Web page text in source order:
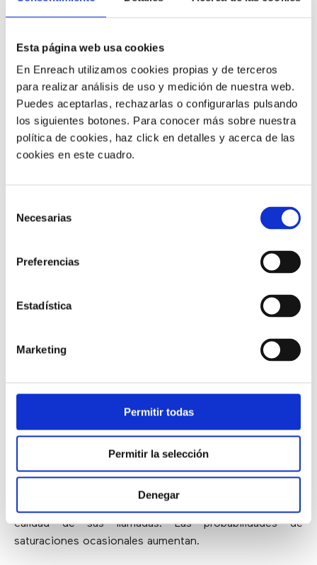
Esta página web usa cookies
En Enreach utilizamos cookies propias y de terceros
para realizar análisis de uso y medición de nuestra web.
Puedes aceptarlas, rechazarlas o configurarlas pulsando
los siguientes botones. Para conocer más sobre nuestra
política de cookies, haz click en detalles y acerca de las
cookies en este cuadro.
Necesarias
Preferencias
Estadística
Marketing
Permitir todas
Permitir la selección
Denegar
más usuarios se conectan a la misma red más
activar QoS.
Aunque como especialistas en VoIP siempre apostamos
por la activación del QoS hay que señalar quees
recomendable pero no imprescindible en todas las
empresas.
– 100Mbps, 200Mbps,
300Mbps –
y pocas actividades con grandes
documentos pesados –
rara vez es necesario QoS.
gestionar el tráfico mediante el QoS mediante su
Sólo en los casos de repetidos fallos de voz
por la saturación de la red se volvería imprescindible
requerirlo.
con una gran demanda de tráfico
, por pequeña que
debería activar el QoS
empresas con más de 10 usuarios
calidad de sus llamadas. Las probabilidades de
saturaciones ocasionales aumentan.